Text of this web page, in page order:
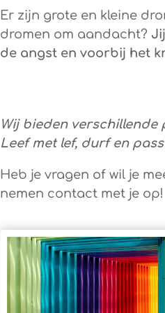
Er zijn grote en kleine
dromen om aandacht?
de angst en voorbij het
Wij bieden verschillende
Leef met lef, durf en
Heb je vragen of wil je
nemen contact met je op!